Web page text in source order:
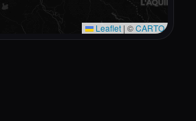
Leaflet | ©CARTO